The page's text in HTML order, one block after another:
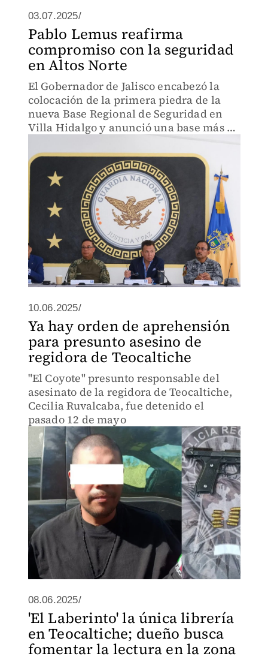
03.07.2025/
Pablo Lemus reafirma
compromiso con la seguridad
en Altos Norte
El Gobernador de Jalisco encabezó la
colocación de la primera piedra de la
nueva Base Regional de Seguridad en
Villa Hidalgo y anunció una base más de
10.06.2025/
Ya hay orden de aprehensión
para presunto asesino de
regidora de Teocaltiche
"El Coyote" presunto responsable del
asesinato de la regidora de Teocaltiche,
Cecilia Ruvalcaba, fue detenido el
pasado 12 de mayo
08.06.2025/
'El Laberinto' la única librería
en Teocaltiche; dueño busca
fomentar la lectura en la zona